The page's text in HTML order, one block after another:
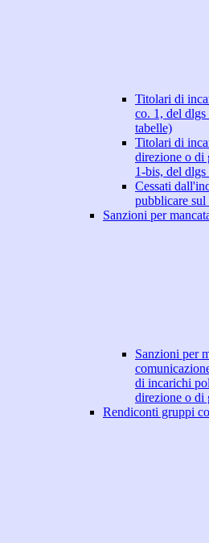
Titolari di
co. 1, del
tabelle)
Titolari di
direzione o di
1-bis, del
Cessati
pubblicare
Sanzioni per
Sanzioni per
di incarichi
direzione o di
Rendiconti gruppi